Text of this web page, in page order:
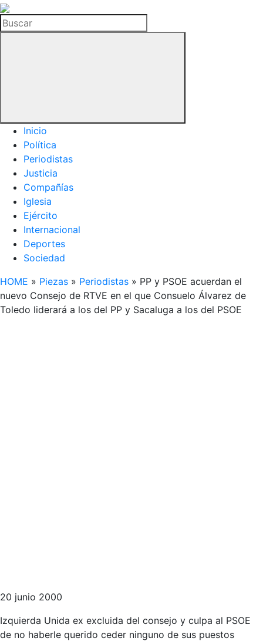
La
Hemeroteca
del
Buscar
Inicio
Política
Periodistas
Justicia
Compañías
Iglesia
Ejército
Internacional
Deportes
Sociedad
HOME » Piezas » Periodistas » PP y PSOE acuerdan el
nuevo Consejo de RTVE en el que Consuelo Álvarez de
Toledo liderará a los del PP y Sacaluga a los del PSOE
20 junio 2000
Izquierda Unida ex excluida del consejo y culpa al PSOE
de no haberle querido ceder ninguno de sus puestos